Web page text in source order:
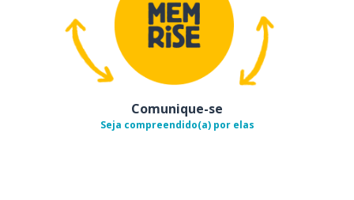
Comunique-se
Seja compreendido(a) por elas